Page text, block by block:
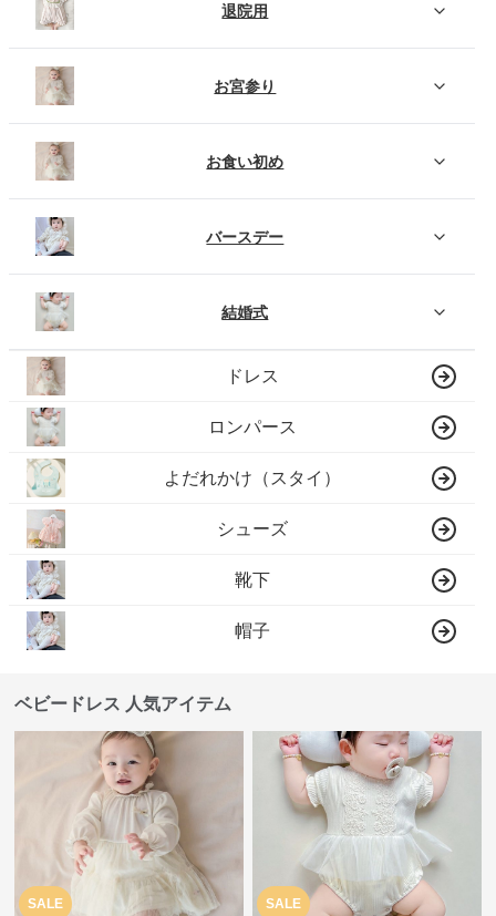
退院用
お宮参り
お食い初め
バースデー
結婚式
ドレス
ロンパース
よだれかけ（スタイ）
シューズ
靴下
帽子
ベビードレス 人気アイテム
SALE SALE